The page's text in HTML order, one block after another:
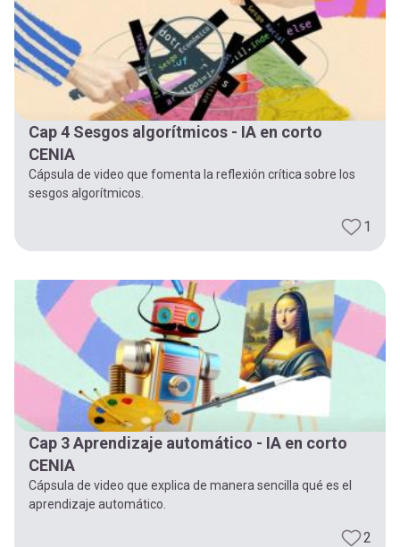
Cap 4 Sesgos algorítmicos - IA en corto
CENIA
Cápsula de video que fomenta la reflexión crítica sobre los
sesgos algorítmicos.
1
Cap 3 Aprendizaje automático - IA en corto
CENIA
Cápsula de video que explica de manera sencilla qué es el
aprendizaje automático.
2